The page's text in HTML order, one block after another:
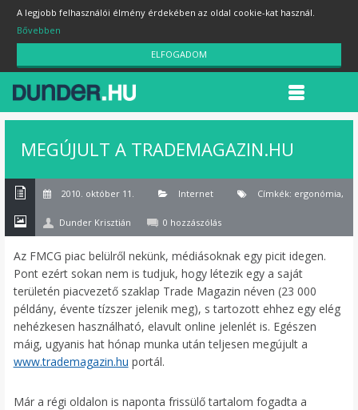
A legjobb felhasználói élmény érdekében az oldal cookie-kat használ.
Bővebben
ELFOGADOM
MEGÚJULT A TRADEMAGAZIN.HU
2010. október 11. Internet Címkék: ergonómia,
Dunder Krisztián 0 hozzászólás
Az FMCG piac belülről nekünk, médiásoknak egy picit idegen.
Pont ezért sokan nem is tudjuk, hogy létezik egy a saját
területén piacvezető szaklap Trade Magazin néven (23 000
példány, évente tízszer jelenik meg), s tartozott ehhez egy elég
nehézkesen használható, elavult online jelenlét is. Egészen
máig, ugyanis hat hónap munka után teljesen megújult a
www.trademagazin.hu portál.
Már a régi oldalon is naponta frissülő tartalom fogadta a